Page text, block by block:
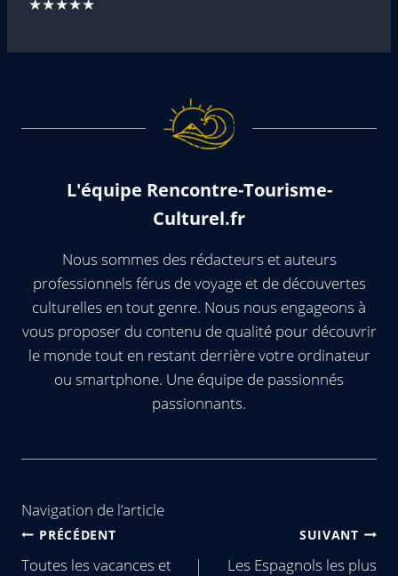
L'équipe Rencontre-Tourisme-
Culturel.fr
Nous sommes des rédacteurs et auteurs
professionnels férus de voyage et de découvertes
culturelles en tout genre. Nous nous engageons à
vous proposer du contenu de qualité pour découvrir
le monde tout en restant derrière votre ordinateur
ou smartphone. Une équipe de passionnés
passionnants.
Navigation de l’article
PRÉCÉDENT
Toutes les vacances et
SUIVANT
Les Espagnols les plus